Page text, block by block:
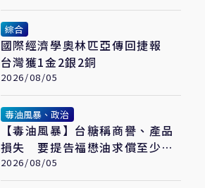
綜合
國際經濟學奧林匹亞傳回捷報
台灣獲1金2銀2銅
2026/08/05
毒油風暴、政治
【毒油風暴】台糖稱商譽、產品
損失 要提告福懋油求償至少
2.43億元
2026/08/05